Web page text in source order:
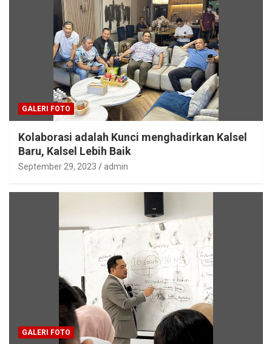
GALERI FOTO
Kolaborasi adalah Kunci menghadirkan Kalsel
Baru, Kalsel Lebih Baik
September 29, 2023 admin
GALERI FOTO